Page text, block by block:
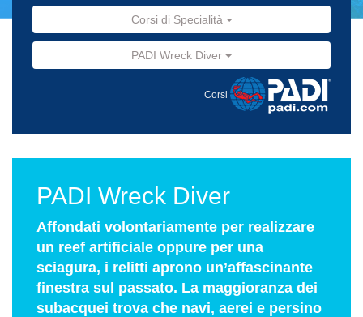
Corsi di Specialità
PADI Wreck Diver
Corsi
PADI Wreck Diver
Affondati volontariamente per realizzare
un reef artificiale oppure per una
sciagura, i relitti aprono un’affascinante
finestra sul passato. La maggioranza dei
subacquei trova che navi, aerei e persino